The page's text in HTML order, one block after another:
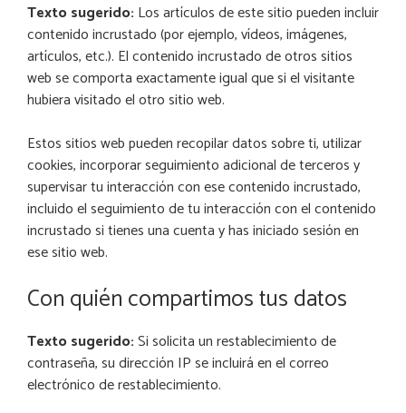
Texto sugerido: Los artículos de este sitio pueden incluir
contenido incrustado (por ejemplo, vídeos, imágenes,
artículos, etc.). El contenido incrustado de otros sitios
web se comporta exactamente igual que si el visitante
hubiera visitado el otro sitio web.
Estos sitios web pueden recopilar datos sobre ti, utilizar
cookies, incorporar seguimiento adicional de terceros y
supervisar tu interacción con ese contenido incrustado,
incluido el seguimiento de tu interacción con el contenido
incrustado si tienes una cuenta y has iniciado sesión en
ese sitio web.
Con quién compartimos tus datos
Texto sugerido:Si solicita un restablecimiento de
contraseña, su dirección IP se incluirá en el correo
electrónico de restablecimiento.